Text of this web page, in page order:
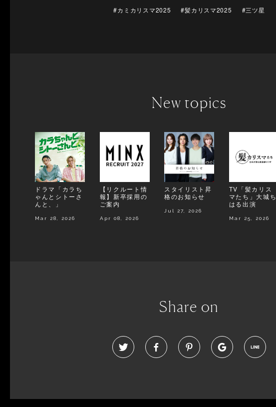
#カミカリスマ2025 #髪カリスマ2025 #三ツ星
New topics
ドラマ「カラち
ゃんとシトーさ
んと、」
Mar 28, 2026
【リクルート情
報】新卒採用の
ご案内
Apr 08, 2026
スタイリスト昇
格のお知らせ
Jul 27, 2026
TV「髪カリス
マたち」大城ち
はる出演
Mar 25, 2026
Share on